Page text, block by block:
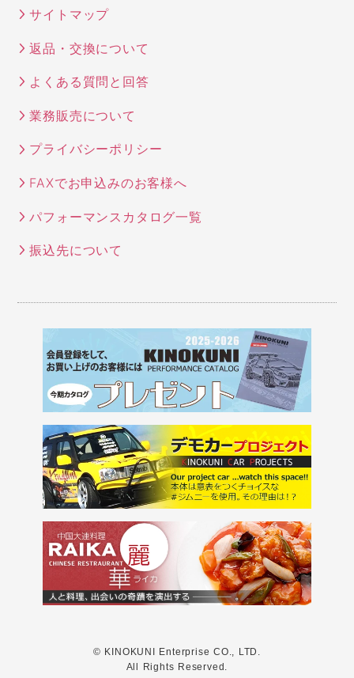
サイトマップ
返品・交換について
よくある質問と回答
業務販売について
プライバシーポリシー
FAXでお申込みのお客様へ
パフォーマンスカタログ一覧
振込先について
© KINOKUNI Enterprise CO., LTD.
All Rights Reserved.